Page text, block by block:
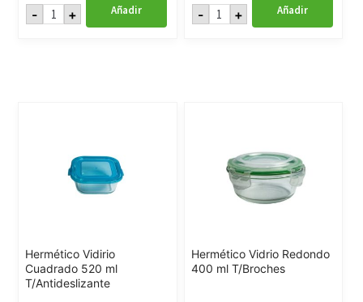
- Hermético
Vidrio
Cuadrado
+ Añadir - Fuente
Vidrio
Rectangular
+ Añadir
Hermético Vidirio
Cuadrado 520 ml
T/Antideslizante
Hermético Vidrio Redondo
400 ml T/Broches